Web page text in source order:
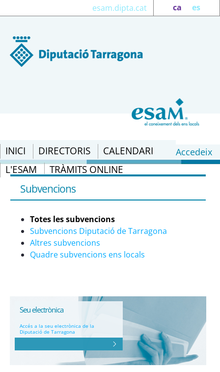
ca es
esam.dipta.cat
INICI DIRECTORIS
CALENDARI
L'ESAM
TRÀMITS ONLINE
Accedeix
Totes les subvencions - eSAM
Subvencions
Totes les subvencions
Subvencions Diputació de Tarragona
Altres subvencions
Quadre subvencions ens locals
Seu electrònica
Accés a la seu electrònica de la
Diputació de Tarragona